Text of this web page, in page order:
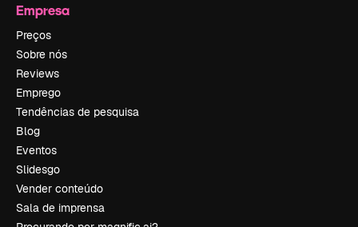
Empresa
Preços
Sobre nós
Reviews
Emprego
Tendências de pesquisa
Blog
Eventos
Slidesgo
Vender conteúdo
Sala de imprensa